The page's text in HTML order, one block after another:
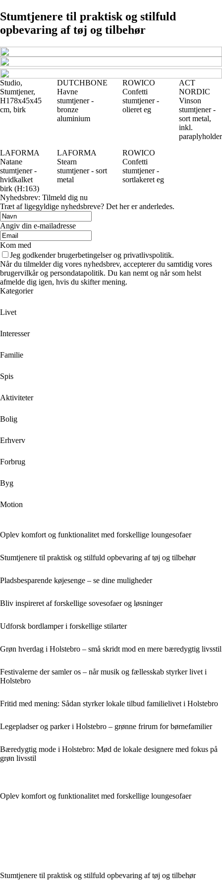
Stumtjenere til praktisk og stilfuld
opbevaring af tøj og tilbehør
Studio,
Stumtjener,
H178x45x45
cm, birk
DUTCHBONE
Havne
stumtjener -
bronze
aluminium
ROWICO
Confetti
stumtjener -
olieret eg
ACT
NORDIC
Vinson
stumtjener -
sort metal,
inkl.
paraplyholder
LAFORMA
Natane
stumtjener -
hvidkalket
birk (H:163)
LAFORMA
Stearn
stumtjener - sort
metal
ROWICO
Confetti
stumtjener -
sortlakeret eg
Nyhedsbrev: Tilmeld dig nu
Træt af ligegyldige nyhedsbreve? Det her er anderledes.
Angiv din e-mailadresse
Kom med
Jeg godkender brugerbetingelser og privatlivspolitik.
Når du tilmelder dig vores nyhedsbrev, accepterer du samtidig vores
brugervilkår og persondatapolitik. Du kan nemt og når som helst
afmelde dig igen, hvis du skifter mening.
Kategorier
Livet
Interesser
Familie
Spis
Aktiviteter
Bolig
Erhverv
Forbrug
Byg
Motion
Oplev komfort og funktionalitet med forskellige loungesofaer
Stumtjenere til praktisk og stilfuld opbevaring af tøj og tilbehør
Pladsbesparende køjesenge – se dine muligheder
Bliv inspireret af forskellige sovesofaer og løsninger
Udforsk bordlamper i forskellige stilarter
Grøn hverdag i Holstebro – små skridt mod en mere bæredygtig livsstil
Festivalerne der samler os – når musik og fællesskab styrker livet i
Holstebro
Fritid med mening: Sådan styrker lokale tilbud familielivet i Holstebro
Legepladser og parker i Holstebro – grønne frirum for børnefamilier
Bæredygtig mode i Holstebro: Mød de lokale designere med fokus på
grøn livsstil
Oplev komfort og funktionalitet med forskellige loungesofaer
Stumtjenere til praktisk og stilfuld opbevaring af tøj og tilbehør